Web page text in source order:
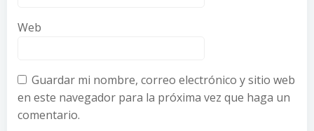
Web
Guardar mi nombre, correo electrónico y sitio web
en este navegador para la próxima vez que haga un
comentario.